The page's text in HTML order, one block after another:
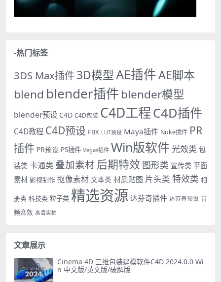
-热门标签
3DS Max插件3D模型AE插件AE脚本
blend blender插件 blender模型
blender预设 C4D C4D包装 C4D工程C4D插件
C4D教程 C4D预设 FBX LUT预设 Maya插件 Nuke插件 PR
插件 PR预设 PS插件 Vegas插件 Win版软件 光效类 包
装类 卡通类 叠加素材 后期特效 图形类 宣传类 平面
素材 影视制作 抠像素材 文本类 材质贴图 片头类 特效类 相
册类 科技类 粒子类 精选资源 达芬奇插件 达芬奇预设 音
频音效 高清实拍
文章展示
Cinema 4D 三维包装建模软件C4D 2024.0.0 Wi
n 中文版/英文版/破解版